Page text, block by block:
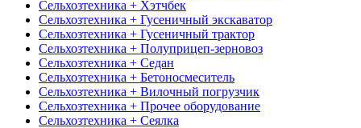
Сельхозтехника + Хэтчбек
Сельхозтехника + Гусеничный экскаватор
Сельхозтехника + Гусеничный трактор
Сельхозтехника + Полуприцеп-зерновоз
Сельхозтехника + Седан
Сельхозтехника + Бетоносмеситель
Сельхозтехника + Вилочный погрузчик
Сельхозтехника + Прочее оборудование
Сельхозтехника + Сеялка